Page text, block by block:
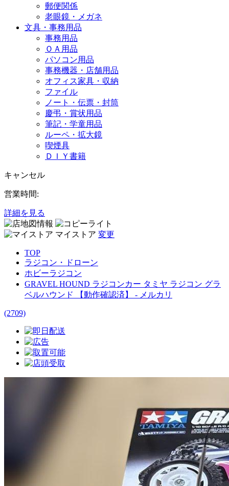
郵便関係
老眼鏡・メガネ
文具・事務用品
事務用品
ＯＡ用品
パソコン用品
事務機器・店舗用品
オフィス家具・収納
ファイル
ノート・伝票・封筒
慶弔・賞状用品
筆記・学童用品
ルーペ・拡大鏡
喫煙具
ＤＩＹ書籍
キャンセル
営業時間:
詳細を見る
マイストア 変更
TOP
ラジコン・ドローン
ホビーラジコン
GRAVEL HOUND ラジコンカー タミヤ ラジコン グラ
ベルハウンド 【動作確認済】 - メルカリ
(2709)